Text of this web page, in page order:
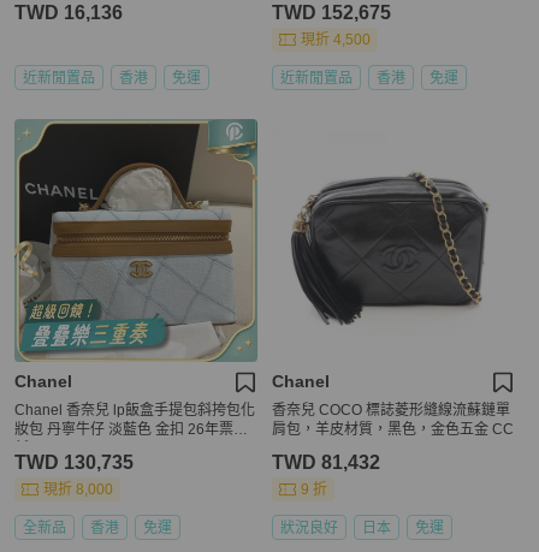
TWD 16,136
近新閒置品 香港 免運
TWD 152,675
現折 4,500
近新閒置品 香港 免運
Chanel
Chanel 香奈兒 lp飯盒手提包斜挎包化
妝包 丹寧牛仔 淡藍色 金扣 26年票全
TWD 130,735
現折 8,000
全新品 香港 免運
Chanel
香奈兒 COCO 標誌菱形縫線流蘇鏈單
肩包，羊皮材質，黑色，金色五金 CC
TWD 81,432
9 折
狀況良好 日本 免運